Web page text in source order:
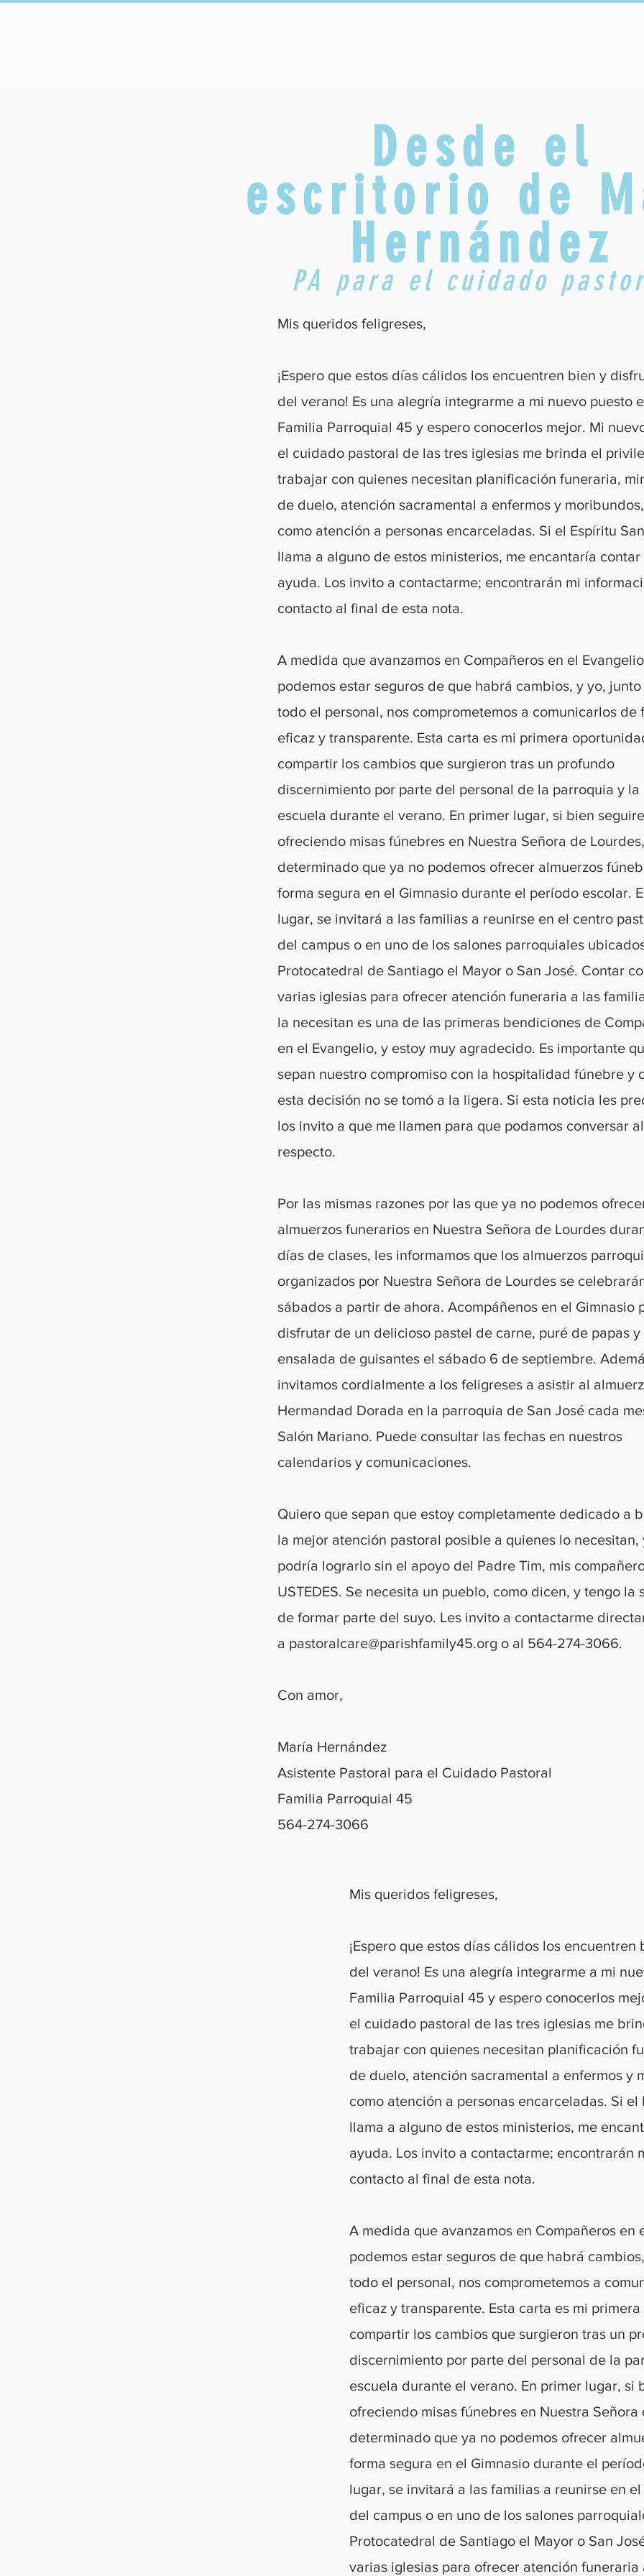
Desde el
escritorio de
Hernández
PA para el cuidado
Mis queridos feligreses,
¡Espero que estos días cálidos los encuentren bien y
del verano! Es una alegría integrarme a mi nuevo puesto
Familia Parroquial 45 y espero conocerlos mejor. Mi
el cuidado pastoral de las tres iglesias me brinda el
trabajar con quienes necesitan planificación funeraria,
de duelo, atención sacramental a enfermos y
como atención a personas encarceladas. Si el Espíritu
llama a alguno de estos ministerios, me encantaría contar
ayuda. Los invito a contactarme; encontrarán mi
contacto al final de esta nota.
A medida que avanzamos en Compañeros en el
podemos estar seguros de que habrá cambios, y yo, junto
todo el personal, nos comprometemos a comunicarlos de
eficaz y transparente. Esta carta es mi primera
compartir los cambios que surgieron tras un profundo
discernimiento por parte del personal de la parroquia y la
escuela durante el verano. En primer lugar, si bien
ofreciendo misas fúnebres en Nuestra Señora de
determinado que ya no podemos ofrecer almuerzos
forma segura en el Gimnasio durante el período escolar.
lugar, se invitará a las familias a reunirse en el centro
del campus o en uno de los salones parroquiales
Protocatedral de Santiago el Mayor o San José. Contar
varias iglesias para ofrecer atención funeraria a las
la necesitan es una de las primeras bendiciones de
en el Evangelio, y estoy muy agradecido. Es importante
sepan nuestro compromiso con la hospitalidad fúnebre y
esta decisión no se tomó a la ligera. Si esta noticia les
los invito a que me llamen para que podamos conversar al
respecto.
Por las mismas razones por las que ya no podemos
almuerzos funerarios en Nuestra Señora de Lourdes
días de clases, les informamos que los almuerzos
organizados por Nuestra Señora de Lourdes se
sábados a partir de ahora. Acompáñenos en el Gimnasio
disfrutar de un delicioso pastel de carne, puré de papas y
ensalada de guisantes el sábado 6 de septiembre.
invitamos cordialmente a los feligreses a asistir al
Hermandad Dorada en la parroquia de San José cada
Salón Mariano. Puede consultar las fechas en nuestros
calendarios y comunicaciones.
Quiero que sepan que estoy completamente dedicado a
la mejor atención pastoral posible a quienes lo necesitan,
podría lograrlo sin el apoyo del Padre Tim, mis
USTEDES. Se necesita un pueblo, como dicen, y tengo la
de formar parte del suyo. Les invito a contactarme
a pastoralcare@parishfamily45.org o al 564-274-3066.
Con amor,
María Hernández
Asistente Pastoral para el Cuidado Pastoral
Familia Parroquial 45
564-274-3066
Mis queridos feligreses,
¡Espero que estos días cálidos los
del verano! Es una alegría integrarme a mi
Familia Parroquial 45 y espero conocerlos
el cuidado pastoral de las tres iglesias me
trabajar con quienes necesitan planificación
de duelo, atención sacramental a enfermos y
como atención a personas encarceladas. Si el
llama a alguno de estos ministerios, me
ayuda. Los invito a contactarme; encontrarán
contacto al final de esta nota.
A medida que avanzamos en Compañeros en
podemos estar seguros de que habrá
todo el personal, nos comprometemos a
eficaz y transparente. Esta carta es mi
compartir los cambios que surgieron tras un
discernimiento por parte del personal de la
escuela durante el verano. En primer lugar, si
ofreciendo misas fúnebres en Nuestra Señora
determinado que ya no podemos ofrecer
forma segura en el Gimnasio durante el
lugar, se invitará a las familias a reunirse en
del campus o en uno de los salones
Protocatedral de Santiago el Mayor o San
varias iglesias para ofrecer atención funeraria